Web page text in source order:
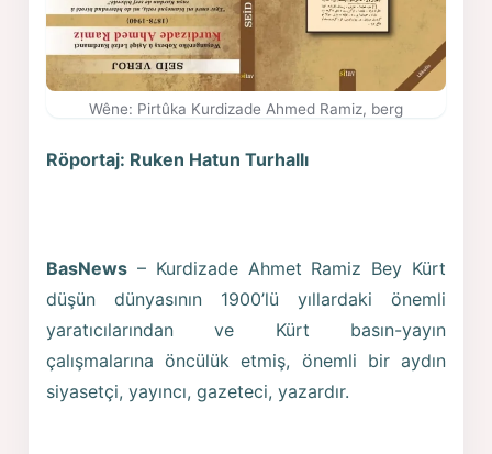
Wêne: Pirtûka Kurdizade Ahmed Ramiz, berg
Röportaj: Ruken Hatun Turhallı
BasNews – Kurdizade Ahmet Ramiz Bey Kürt
düşün dünyasının 1900’lü yıllardaki önemli
yaratıcılarından ve Kürt basın-yayın
çalışmalarına öncülük etmiş, önemli bir aydın
siyasetçi, yayıncı, gazeteci, yazardır.